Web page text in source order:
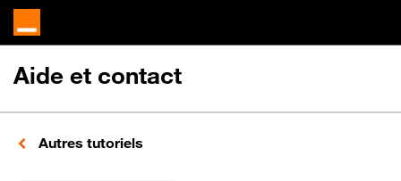
Aide et contact
Autres tutoriels